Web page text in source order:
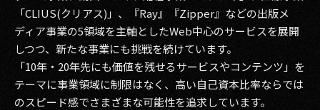
「CLIUS(クリアス)」、『Ray』『Zipper』などの出版メ
ディア事業の5領域を主軸としたWeb中心のサービスを展開
しつつ、新たな事業にも挑戦を続けています。
「10年・20年先にも価値を残せるサービスやコンテンツ」を
テーマに事業領域に制限はなく、高い自己資本比率ならでは
のスピード感でさまざまな可能性を追求しています。